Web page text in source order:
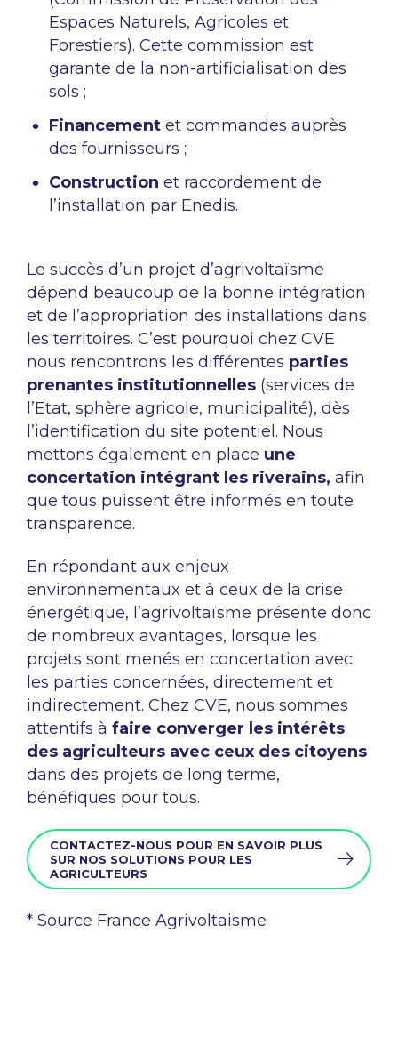
Espaces Naturels, Agricoles et
Forestiers). Cette commission est
garante de la non-artificialisation des
sols ;
Financement et commandes auprès
des fournisseurs ;
Construction et raccordement de
l’installation par Enedis.
Le succès d’un projet d’agrivoltaïsme
dépend beaucoup de la bonne intégration
et de l’appropriation des installations dans
les territoires. C’est pourquoi chez CVE
nous rencontrons les différentes parties
prenantes institutionnelles (services de
l’Etat, sphère agricole, municipalité), dès
l’identification du site potentiel. Nous
mettons également en place une
concertation intégrant les riverains, afin
que tous puissent être informés en toute
transparence.
En répondant aux enjeux
environnementaux et à ceux de la crise
énergétique, l’agrivoltaïsme présente donc
de nombreux avantages, lorsque les
projets sont menés en concertation avec
les parties concernées, directement et
indirectement. Chez CVE, nous sommes
attentifs à faire converger les intérêts
des agriculteurs avec ceux des citoyens
dans des projets de long terme,
bénéfiques pour tous.
CONTACTEZ-NOUS POUR EN SAVOIR PLUS
SUR NOS SOLUTIONS POUR LES
AGRICULTEURS
* Source France Agrivoltaisme